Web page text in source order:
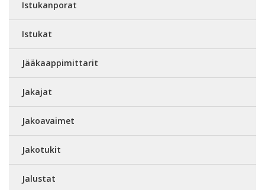
Istukanporat
Istukat
Jääkaappimittarit
Jakajat
Jakoavaimet
Jakotukit
Jalustat